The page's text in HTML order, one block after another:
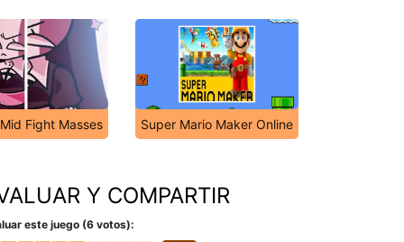
Fight Masses Super Mario Maker Online
Y COMPARTIR
este juego (6 votos):